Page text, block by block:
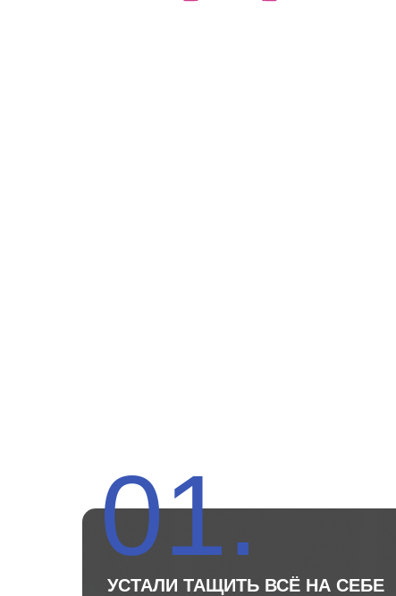
01.
УСТАЛИ ТАЩИТЬ ВСЁ НА СЕБЕ